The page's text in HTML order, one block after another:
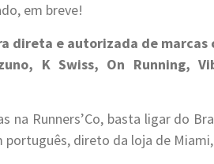
em breve!
direta e autorizada de marcas
K Swiss, On Running,
na Runners’Co, basta ligar do
direto da loja de